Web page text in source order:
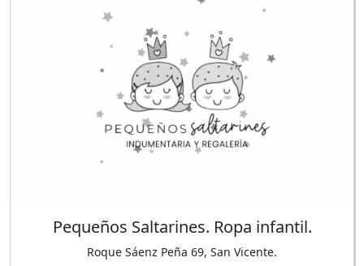
Pequeños Saltarines. Ropa infantil.
Roque Sáenz Peña 69, San Vicente.